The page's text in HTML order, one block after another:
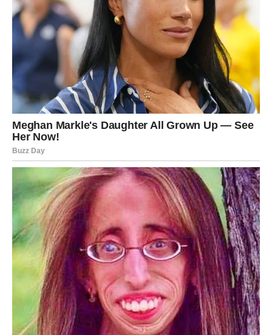
ČIŠĆENJE
Emotivno, ovo jeintenzivna nedelja. Moguće su
promene raspoloženja, povlačenje u sebe i potreba za
samoćom. Zvezde vam savetuju da to sebi dozvolite.
Niste dužni uvek da budete jaki za druge.
Mnogi pripadnici znaka će shvatiti da su se previše borili
za ljude koji nisu znali da uzvrate. Ovo saznanje boli, ali
donosi oslobađanje. Kada pustite ono što vas vezuje,
otvarate prostor za ono što vas istinski ispunjava.
Snovi mogu biti pojačani, a intuicija izuzetno snažna.
Obratite pažnju na znakove – univerzum vam govori.
ZDRAVLJE – SIGNALI KOJE NE
TREBA IGNORISATI